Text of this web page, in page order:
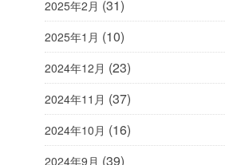
2025年2月 (31)
2025年1月 (10)
2024年12月 (23)
2024年11月 (37)
2024年10月 (16)
2024年9月 (39)